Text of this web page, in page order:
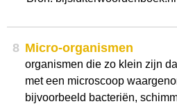
8 Micro-organismen
organismen die zo klein zijn
met een microscoop
bijvoorbeeld bacteriën,